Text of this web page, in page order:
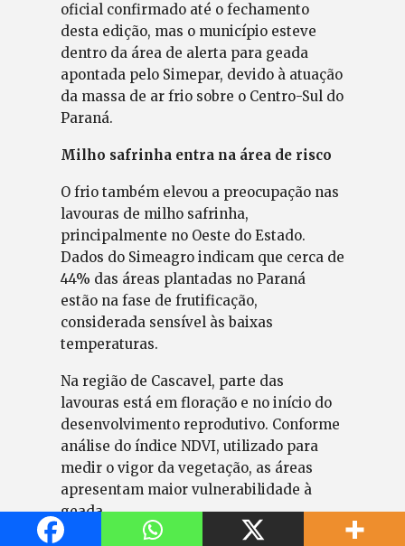
oficial confirmado até o fechamento
desta edição, mas o município esteve
dentro da área de alerta para geada
apontada pelo Simepar, devido à atuação
da massa de ar frio sobre o Centro-Sul do
Paraná.
Milho safrinha entra na área de risco
O frio também elevou a preocupação nas
lavouras de milho safrinha,
principalmente no Oeste do Estado.
Dados do Simeagro indicam que cerca de
44% das áreas plantadas no Paraná
estão na fase de frutificação,
considerada sensível às baixas
temperaturas.
Na região de Cascavel, parte das
lavouras está em floração e no início do
desenvolvimento reprodutivo. Conforme
análise do índice NDVI, utilizado para
medir o vigor da vegetação, as áreas
apresentam maior vulnerabilidade à
geada.